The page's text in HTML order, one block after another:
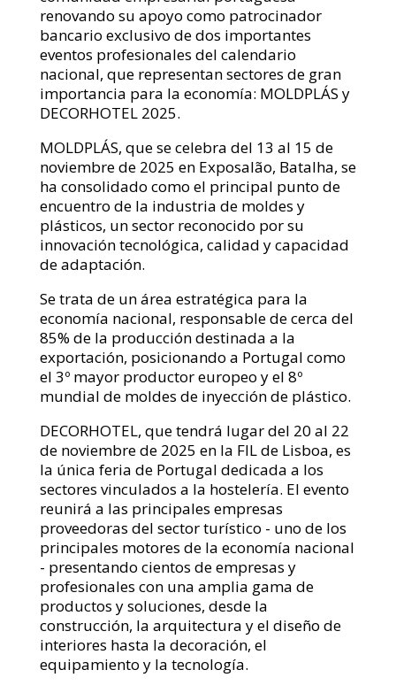
renovando su apoyo como patrocinador
bancario exclusivo de dos importantes
eventos profesionales del calendario
nacional, que representan sectores de gran
importancia para la economía: MOLDPLÁS y
DECORHOTEL 2025.
MOLDPLÁS, que se celebra del 13 al 15 de
noviembre de 2025 en Exposalão, Batalha, se
ha consolidado como el principal punto de
encuentro de la industria de moldes y
plásticos, un sector reconocido por su
innovación tecnológica, calidad y capacidad
de adaptación.
Se trata de un área estratégica para la
economía nacional, responsable de cerca del
85% de la producción destinada a la
exportación, posicionando a Portugal como
el 3º mayor productor europeo y el 8º
mundial de moldes de inyección de plástico.
DECORHOTEL, que tendrá lugar del 20 al 22
de noviembre de 2025 en la FIL de Lisboa, es
la única feria de Portugal dedicada a los
sectores vinculados a la hostelería. El evento
reunirá a las principales empresas
proveedoras del sector turístico - uno de los
principales motores de la economía nacional
- presentando cientos de empresas y
profesionales con una amplia gama de
productos y soluciones, desde la
construcción, la arquitectura y el diseño de
interiores hasta la decoración, el
equipamiento y la tecnología.